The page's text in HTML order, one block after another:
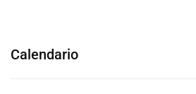
Calendario